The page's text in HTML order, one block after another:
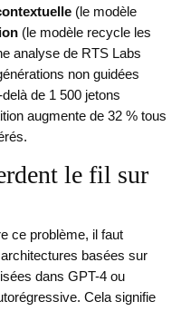
(le modèle
(le modèle recycle les
analyse de RTS Labs
non guidées
de 1 500 jetons
augmente de 32 % tous
le fil sur
ce problème, il faut
basées sur
dans GPT-4 ou
Cela signifie